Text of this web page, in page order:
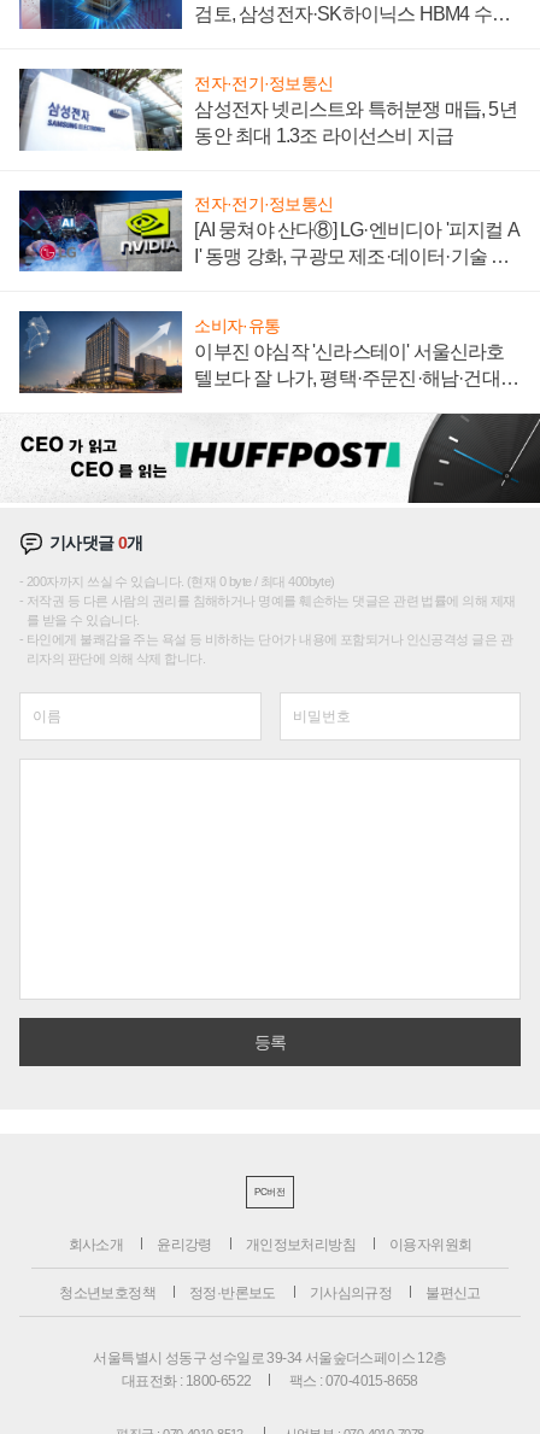
검토, 삼성전자·SK하이닉스 HBM4 수율
전자·전기·정보통신
삼성전자 넷리스트와 특허분쟁 매듭, 5년
동안 최대 1.3조 라이선스비 지급
전자·전기·정보통신
[AI 뭉쳐야 산다⑧] LG·엔비디아 '피지컬 A
I' 동맹 강화, 구광모 제조·데이터·기술 결
소비자·유통
이부진 야심작 '신라스테이' 서울신라호
텔보다 잘 나가, 평택·주문진·해남·건대로
기사댓글0개
200자까지 쓰실 수 있습니다. (현재 0 byte / 최대 400byte)
저작권 등 다른 사람의 권리를 침해하거나 명예를 훼손하는 댓글은 관련 법률에 의해 제재
를 받을 수 있습니다.
타인에게 불쾌감을 주는 욕설 등 비하하는 단어가 내용에 포함되거나 인신공격성 글은 관
리자의 판단에 의해 삭제 합니다.
PC버전
회사소개 윤리강령 개인정보처리방침 이용자위원회
청소년보호정책 정정·반론보도 기사심의규정 불편신고
서울특별시 성동구 성수일로 39-34 서울숲더스페이스 12층
대표전화 : 1800-6522
팩스 : 070-4015-8658